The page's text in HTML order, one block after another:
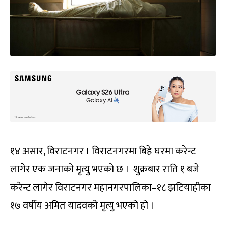
१४ असार, विराटनगर । विराटनगरमा बिहे घरमा करेन्ट
लागेर एक जनाको मृत्यु भएको छ । शुक्रबार राति १ बजे
करेन्ट लागेर विराटनगर महानगरपालिका–१८ झटियाहीका
१७ वर्षीय अमित यादवको मृत्यु भएको हो ।